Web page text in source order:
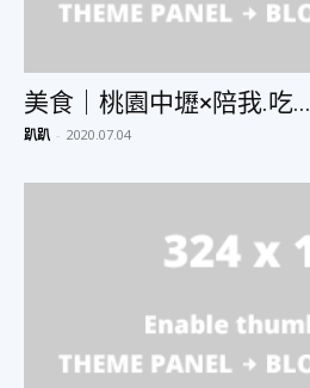
美食｜桃園中壢×陪我.吃...
趴趴 - 2020.07.04